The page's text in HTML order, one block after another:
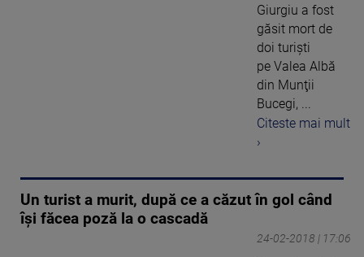
Giurgiu a fost
găsit mort de
doi turiști
pe Valea Albă
din Munţii
Bucegi, ...
Citeste mai mult
›
Un turist a murit, după ce a căzut în gol când
își făcea poză la o cascadă
24-02-2018 | 17:06